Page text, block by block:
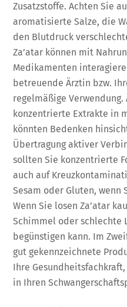
Zusatzstoffe. Achten Sie
aromatisierte Salze, die
den Blutdruck
Za’atar können mit
Medikamenten
betreuende Ärztin bzw.
regelmäßige
konzentrierte Extrakte in
könnten Bedenken
Übertragung aktiver
sollten Sie konzentrierte
auch auf
Sesam oder Gluten,
Wenn Sie losen Za’atar
Schimmel oder schlechte
begünstigen kann. Im
gut gekennzeichnete
Ihre
in Ihren